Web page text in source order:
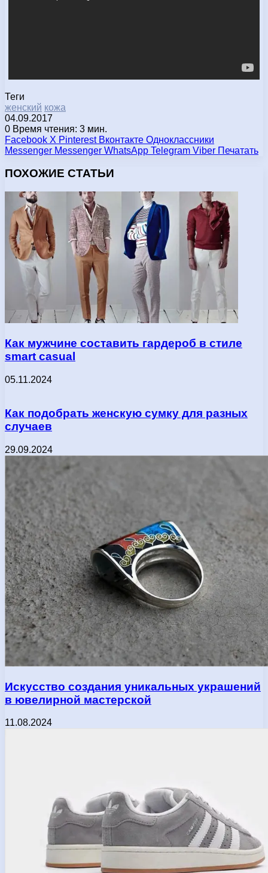
Теги
женский кожа
04.09.2017
0 Время чтения: 3 мин.
Facebook X Pinterest Вконтакте Одноклассники
Messenger Messenger WhatsApp Telegram Viber Печатать
ПОХОЖИЕ СТАТЬИ
Как мужчине составить гардероб в стиле
smart casual
05.11.2024
Как подобрать женскую сумку для разных
случаев
29.09.2024
Искусство создания уникальных украшений
в ювелирной мастерской
11.08.2024